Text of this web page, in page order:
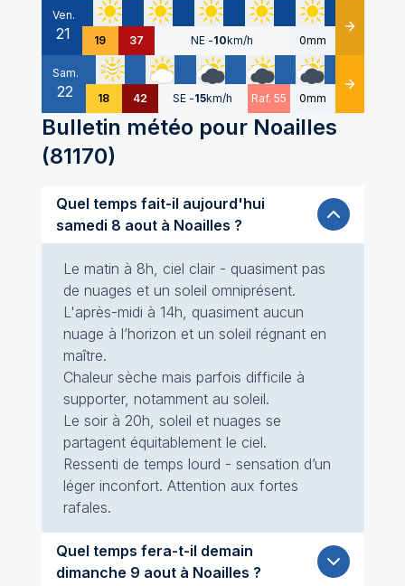
Ven.
21 19 37 NE -10km/h 0mm Détails
Sam.
22 18 42 SE -15km/h Raf. 55 0mm Détails
Bulletin météo pour Noailles
(81170)
Quel temps fait-il aujourd'hui
samedi 8 aout à Noailles ?
Le matin à 8h, ciel clair - quasiment pas
de nuages et un soleil omniprésent.
L'après-midi à 14h, quasiment aucun
nuage à l’horizon et un soleil régnant en
maître.
Chaleur sèche mais parfois difficile à
supporter, notamment au soleil.
Le soir à 20h, soleil et nuages se
partagent équitablement le ciel.
Ressenti de temps lourd - sensation d’un
léger inconfort. Attention aux fortes
rafales.
Quel temps fera-t-il demain
dimanche 9 aout à Noailles ?